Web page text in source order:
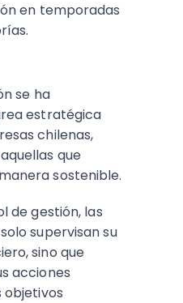
en temporadas
se ha
estratégica
chilenas,
que
sostenible.
de gestión, las
supervisan su
sino que
acciones
objetivos